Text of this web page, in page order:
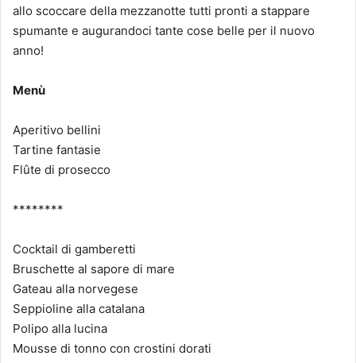
allo scoccare della mezzanotte tutti pronti a stappare
spumante e augurandoci tante cose belle per il nuovo
anno!
Menù
Aperitivo bellini
Tartine fantasie
Flûte di prosecco
********
Cocktail di gamberetti
Bruschette al sapore di mare
Gateau alla norvegese
Seppioline alla catalana
Polipo alla lucina
Mousse di tonno con crostini dorati